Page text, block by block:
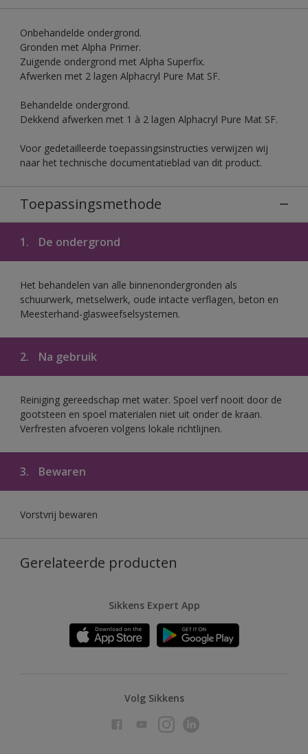
Onbehandelde ondergrond.
Gronden met Alpha Primer.
Zuigende ondergrond met Alpha Superfix.
Afwerken met 2 lagen Alphacryl Pure Mat SF.
Behandelde ondergrond.
Dekkend afwerken met 1 à 2 lagen Alphacryl Pure Mat SF.
Voor gedetailleerde toepassingsinstructies verwijzen wij
naar het technische documentatieblad van dit product.
Toepassingsmethode
1. De ondergrond
Het behandelen van alle binnenondergronden als
schuurwerk, metselwerk, oude intacte verflagen, beton en
Meesterhand-glasweefselsystemen.
2. Na gebruik
Reiniging gereedschap met water. Spoel verf nooit door de
gootsteen en spoel materialen niet uit onder de kraan.
Verfresten afvoeren volgens lokale richtlijnen.
3. Bewaren
Vorstvrij bewaren
Gerelateerde producten
Sikkens Expert App
Volg Sikkens